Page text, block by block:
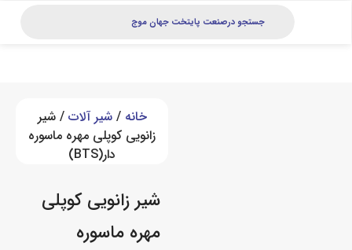
شیر آلات/ شیر
زانویی کوپلی مهره ماسوره
شیر زانویی کوپلی
مهره ماسوره